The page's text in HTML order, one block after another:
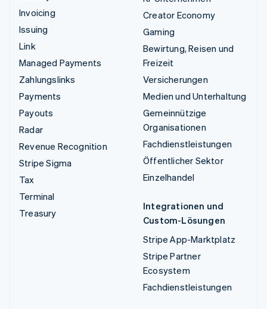
Invoicing
Issuing
Link
Managed Payments
Zahlungslinks
Payments
Payouts
Radar
Revenue Recognition
Stripe Sigma
Tax
Terminal
Treasury
Creator Economy
Gaming
Bewirtung, Reisen und
Freizeit
Versicherungen
Medien und Unterhaltung
Gemeinnützige
Organisationen
Fachdienstleistungen
Öffentlicher Sektor
Einzelhandel
Integrationen und
Custom-Lösungen
Stripe App-Marktplatz
Stripe Partner
Ecosystem
Fachdienstleistungen